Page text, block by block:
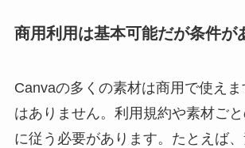
商用利用は基本可能だが条件が
Canvaの多くの素材は商用で使え
はありません。利用規約や素材ご
に従う必要があります。たとえば